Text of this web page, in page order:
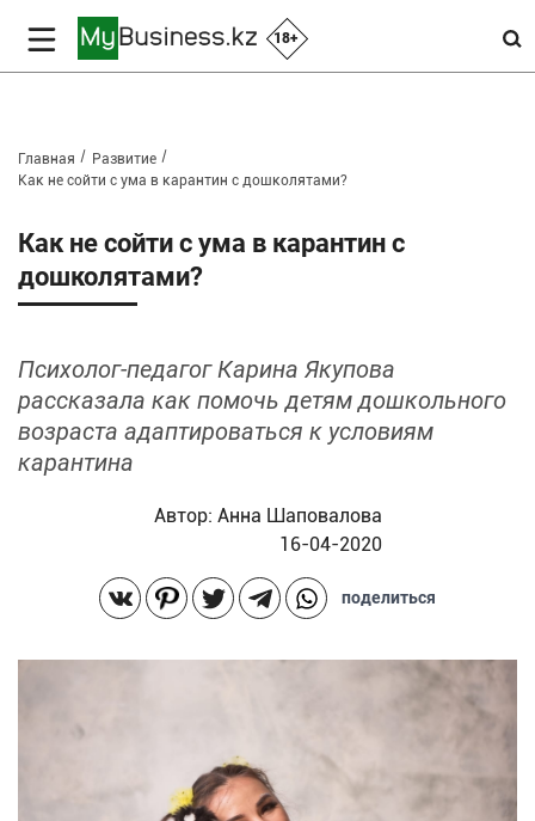
18+
Главная
Развитие
Как не сойти с ума в карантин с дошколятами?
Как не сойти с ума в карантин с
дошколятами?
Психолог-педагог Карина Якупова
рассказала как помочь детям дошкольного
возраста адаптироваться к условиям
карантина
поделиться
Автор: Анна Шаповалова
16-04-2020